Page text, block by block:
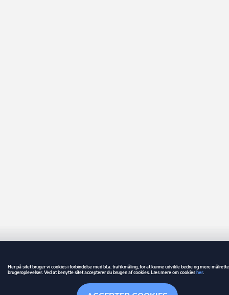
GUIDE BETINGELSER
Her på sitet bruger vi cookies i forbindelse med bl.a. trafikmåling, for at kunne udvikle bedre og mere
brugeroplevelser. Ved at benytte sitet accepterer du brugen af cookies. Læs mere om cookiesher.